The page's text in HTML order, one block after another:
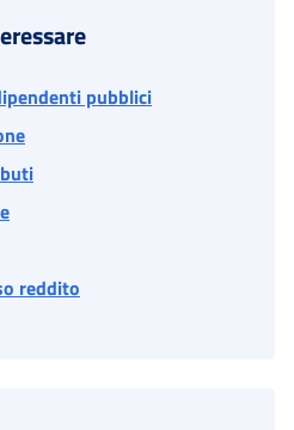
pubblici
reddito